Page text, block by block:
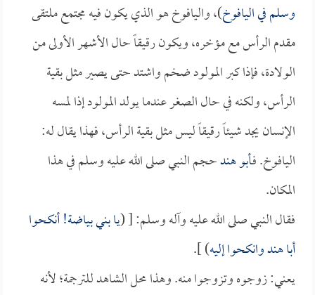
وسلم في اليافوخ)، واليافوخ هو الذي يكون فيه مجتمع ملتقى
مقدم الرأس مع مؤخره، ويكون رقيقاً حال الأشهر الأولى من
الولادة، فإذا كبر المولود ضخم واشتد حتى يصير مثل بقية
الرأس، ولكنه في حال الصغر عندما يولد المولود إذا لمسه
الإنسان يجد شيئاً رقيقاً ليس مثل بقية الرأس، فهذا يقال له:
اليافوخ. فـأبو هندحجم النبي صلى الله عليه وسلم في هذا
المكان.
فقال النبي صلى الله عليه وآله وسلم: [ (يا بني بياضة! أنكحوا
أبا هندوانكحوا إليه) ].
يعني: زوجوه وتزوجوا منه. وهذا محل الشاهد للترجمة؛ لأنه